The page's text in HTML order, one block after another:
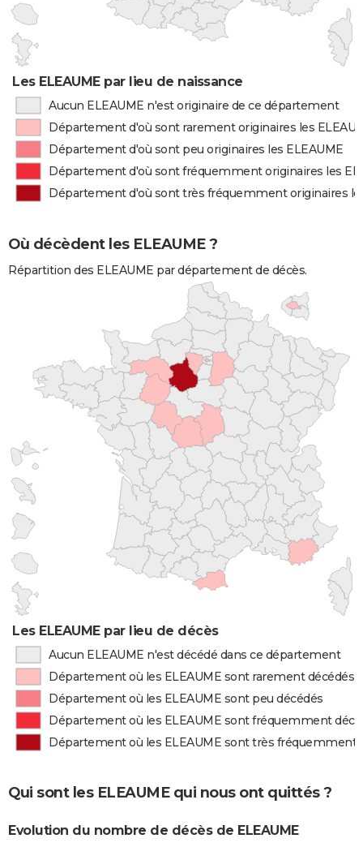
Les ELEAUME par lieu de naissance
Aucun ELEAUME n'est originaire de ce département
Département d'où sont rarement originaires les
Département d'où sont peu originaires les ELEAUME
Département d'où sont fréquemment originaires les
Département d'où sont très fréquemment originaires
Où décèdent les ELEAUME ?
Répartition des ELEAUME par département de décès.
Les ELEAUME par lieu de décès
Aucun ELEAUME n'est décédé dans ce département
Département où les ELEAUME sont rarement décédés
Département où les ELEAUME sont peu décédés
Département où les ELEAUME sont fréquemment
Département où les ELEAUME sont très fréquemment
Qui sont les ELEAUME qui nous ont quittés ?
Evolution du nombre de décès de ELEAUME